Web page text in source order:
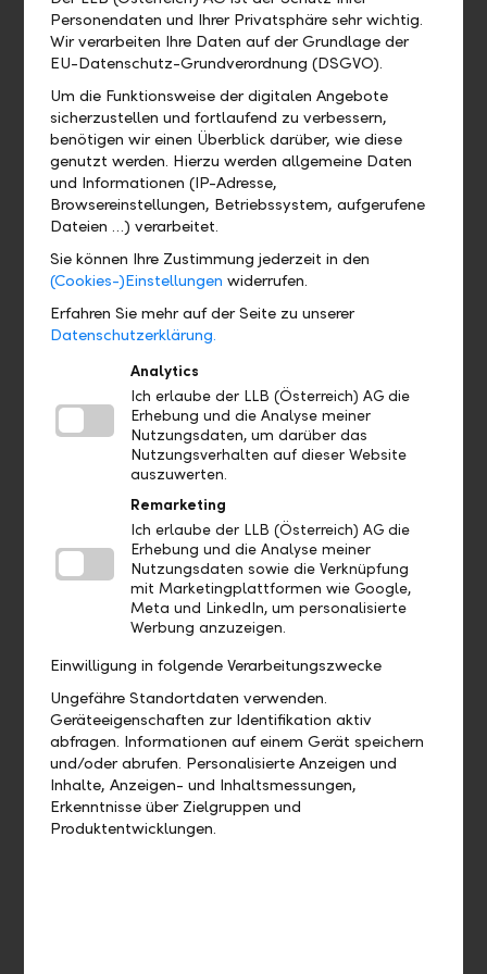
Muss ich die LLB Banking App mit
allen Funktionen verwenden?
Wo finde ich ...?
Wo kann ich das QR Zahlteil finden?
Wo finde ich mein eBill Postfach?
Gibt es eine Demoversion und wo
finde ich sie?
Wo finde ich das Profil?
Wo sehe ich welches Bankpaket ich
Wo finde ich meine Debit- und
Kreditkarten?
Wo finde ich meine Nachrichten und
Dokumente?
Aufträge
Bis wann muss ich eine Zahlung
freigeben, damit diese heute noch
verarbeitet wird?
Personendaten und Ihrer Privatsphäre sehr wichtig.
Wir verarbeiten Ihre Daten auf der Grundlage der
EU-Datenschutz-Grundverordnung (DSGVO).
Um die Funktionsweise der digitalen Angebote
sicherzustellen und fortlaufend zu verbessern,
benötigen wir einen Überblick darüber, wie diese
genutzt werden. Hierzu werden allgemeine Daten
und Informationen (IP-Adresse,
Browsereinstellungen, Betriebssystem, aufgerufene
Dateien …) verarbeitet.
Sie können Ihre Zustimmung jederzeit in den
(Cookies-)Einstellungen widerrufen.
Erfahren Sie mehr auf der Seite zu unserer
Datenschutzerklärung.
Analytics
Ich erlaube der LLB (Österreich) AG die
Erhebung und die Analyse meiner
Nutzungsdaten, um darüber das
Nutzungsverhalten auf dieser Website
auszuwerten.
Remarketing
Ich erlaube der LLB (Österreich) AG die
Erhebung und die Analyse meiner
Nutzungsdaten sowie die Verknüpfung
mit Marketingplattformen wie Google,
Meta und LinkedIn, um personalisierte
Werbung anzuzeigen.
Einwilligung in folgende Verarbeitungszwecke
Ungefähre Standortdaten verwenden.
Geräteeigenschaften zur Identifikation aktiv
abfragen. Informationen auf einem Gerät speichern
und/oder abrufen. Personalisierte Anzeigen und
Inhalte, Anzeigen- und Inhaltsmessungen,
Erkenntnisse über Zielgruppen und
Produktentwicklungen.